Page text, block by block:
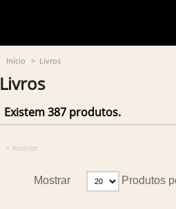
Início > Livros
Livros
Existem 387 produtos.
« Anterior
Mostrar Produtos